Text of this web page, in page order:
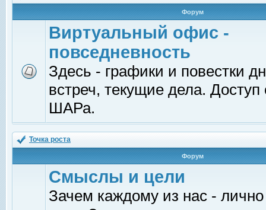
Форум
Виртуальный офис -
повседневность
Здесь - графики и повестки
встреч, текущие дела.
ШАРа.
Точка роста
Форум
Смыслы и цели
Зачем каждому из нас -